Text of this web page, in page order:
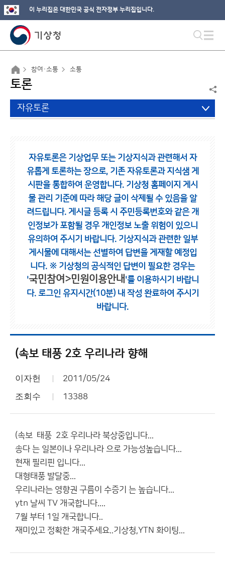
이 누리집은 대한민국 공식 전자정부 누리집입니다.
참여·소통 소통
토론
자유토론
자유토론은 기상업무 또는 기상지식과 관련해서 자
유롭게 토론하는 장으로, 기존 자유토론과 지식샘 게
시판을 통합하여 운영합니다. 기상청 홈페이지 게시
물 관리 기준에 따라 해당 글이 삭제될 수 있음을 알
려드립니다. 게시글 등록 시 주민등록번호와 같은 개
인정보가 포함될 경우 개인정보 노출 위험이 있으니
유의하여 주시기 바랍니다. 기상지식과 관련한 일부
게시물에 대해서는 선별하여 답변을 게재할 예정입
니다. ※ 기상청의 공식적인 답변이 필요한 경우는
'국민참여>민원이용안내 '를 이용하시기 바랍니
다. 로그인 유지시간(10분) 내 작성 완료하여 주시기
바랍니다.
(속보 태풍 2호 우리나라 향해
이자헌 2011/05/24
조회수 13388
(속보 태풍 2호 우리나라 북상중입니다...
송다 는 일본이나 우리나라 으로 가능성높습니다...
현재 필리핀 입니다...
대형태풍 발달중...
우리나라는 영향권 구름이 수증기 는 높습니다...
ytn 날씨 TV 개국합니다....
7월 부터 1일 개국합니다..
재미있고 정확한 개국주세요..기상청,YTN 화이팅...